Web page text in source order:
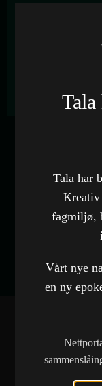
linsen. Den
av få elementer
lett å få
Tala har
Kreativ
fagmiljø,
Vårt nye
en ny